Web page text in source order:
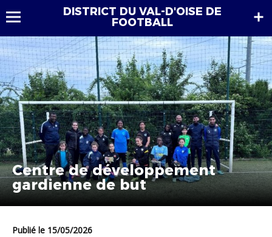
DISTRICT DU VAL-D'OISE DE
FOOTBALL
Centre de développement
gardienne de but
Publié le 15/05/2026